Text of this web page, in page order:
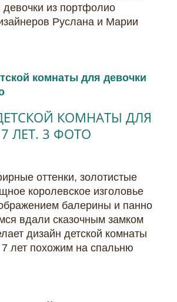
из портфолио
Руслана и Марии
КОМНАТЫ ДЛЯ
ЛЕТ. 3 ФОТО
оттенки, золотистые
королевское изголовье
балерины и панно
вдали сказочным замком
дизайн детской комнаты
лет похожим на спальню